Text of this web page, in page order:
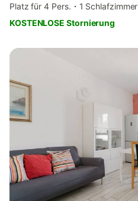
Platz für 4 Pers.
1 Schlafzimmer
KOSTENLOSE Stornierung